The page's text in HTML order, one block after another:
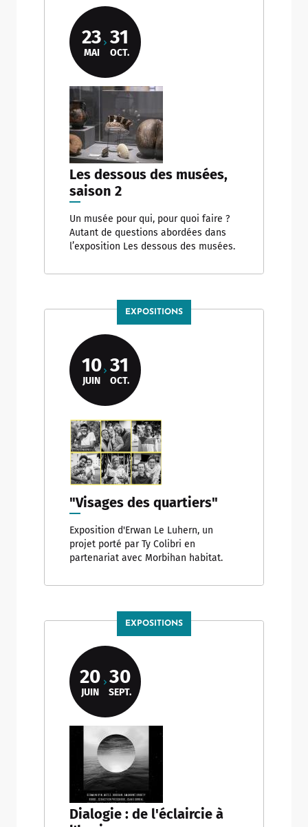
23
MAI
31
OCT.
Les dessous des musées,
saison 2
Un musée pour qui, pour quoi faire ?
Autant de questions abordées dans
l’exposition Les dessous des musées.
EXPOSITIONS
10
JUIN
31
OCT.
"Visages des quartiers"
Exposition d'Erwan Le Luhern, un
projet porté par Ty Colibri en
partenariat avec Morbihan habitat.
EXPOSITIONS
20
JUIN
30
SEPT.
Dialogie : de l'éclaircie à